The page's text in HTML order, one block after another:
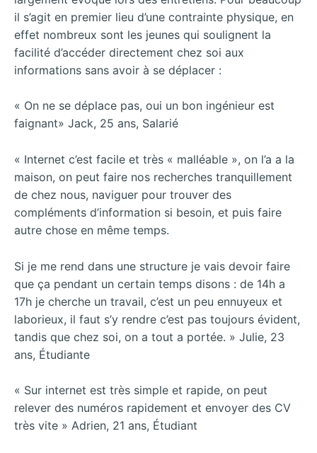
il s’agit en premier lieu d’une contrainte physique, en
effet nombreux sont les jeunes qui soulignent la
facilité d’accéder directement chez soi aux
informations sans avoir à se déplacer :
« On ne se déplace pas, oui un bon ingénieur est
faignant» Jack, 25 ans, Salarié
« Internet c’est facile et très « malléable », on l’a a la
maison, on peut faire nos recherches tranquillement
de chez nous, naviguer pour trouver des
compléments d’information si besoin, et puis faire
autre chose en même temps.
Si je me rend dans une structure je vais devoir faire
que ça pendant un certain temps disons : de 14h a
17h je cherche un travail, c’est un peu ennuyeux et
laborieux, il faut s’y rendre c’est pas toujours évident,
tandis que chez soi, on a tout a portée. » Julie, 23
ans, Étudiante
« Sur internet est très simple et rapide, on peut
relever des numéros rapidement et envoyer des CV
très vite » Adrien, 21 ans, Étudiant